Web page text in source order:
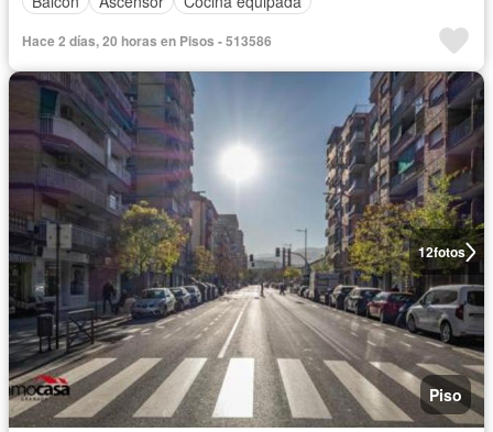
Hace 2 días, 20 horas en Pisos - 513586
12fotos
Piso